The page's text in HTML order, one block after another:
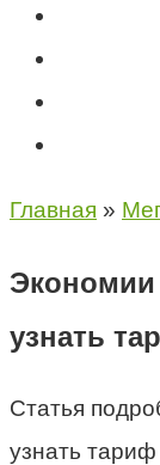
Главная »
Экономии
узнать
Статья
узнать